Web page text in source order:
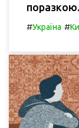
поразкою.
#Україна #